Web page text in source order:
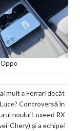
Oppo
mult a Ferrari decât
Controversă în
noului Luxeed RX
Chery) și a echipei